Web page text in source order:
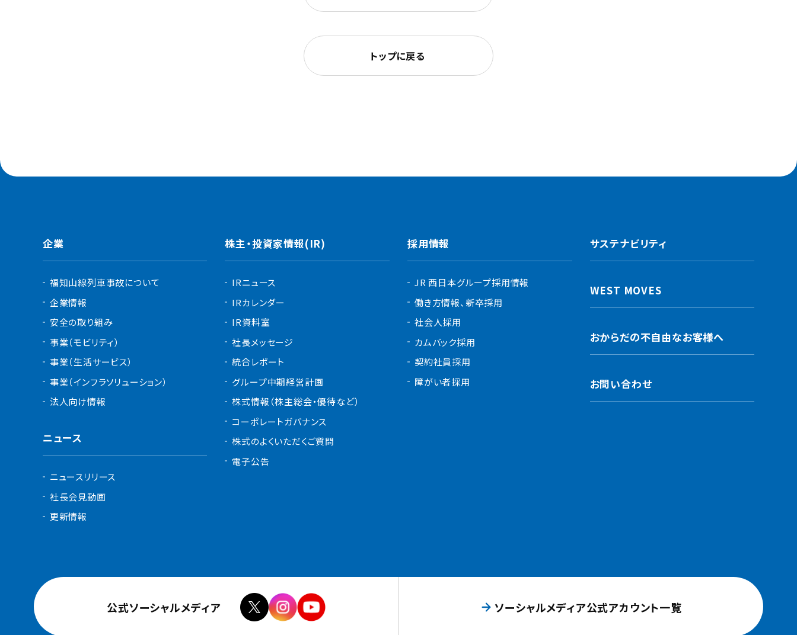
トップに戻る
企業
福知山線列車事故について
企業情報
安全の取り組み
事業（モビリティ）
事業（生活サービス）
事業（インフラソリューション）
法人向け情報
ニュース
ニュースリリース
社長会見動画
更新情報
株主・投資家情報(IR)
IRニュース
IRカレンダー
IR資料室
社長メッセージ
統合レポート
グループ中期経営計画
株式情報（株主総会・優待など）
コーポレートガバナンス
株式のよくいただくご質問
電子公告
採用情報
JR 西日本グループ採用情報
働き方情報、新卒採用
社会人採用
カムバック採用
契約社員採用
障がい者採用
サステナビリティ
WEST MOVES
おからだの不自由なお客様へ
お問い合わせ
公式ソーシャルメディア ソーシャルメディア公式アカウント一覧